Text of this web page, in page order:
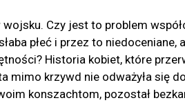
Czy jest to problem
płeć i przez to
Historia kobiet, które
mimo krzywd nie odważyła się
konszachtom, pozostał